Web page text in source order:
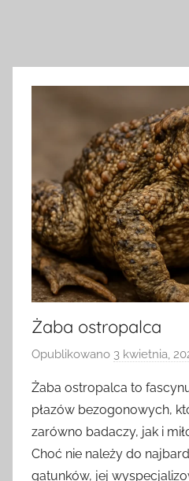
Żaba ostropalca
Opublikowano 3 kwietnia,
Żaba ostropalca to
płazów bezogonowych,
zarówno badaczy, jak i
Choć nie należy do
gatunków, jej